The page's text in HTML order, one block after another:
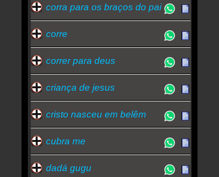
corra para os braços do pai
corre
correr para deus
criança de jesus
cristo nasceu em belêm
cubra me
dadá gugu